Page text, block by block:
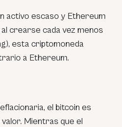
activo escaso y Ethereum
al crearse cada vez menos
esta criptomoneda
a Ethereum.
el bitcoin es
Mientras que el